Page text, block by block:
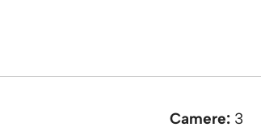
Camere: 3